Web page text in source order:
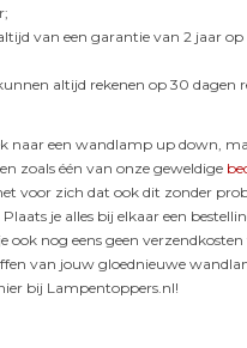
van een garantie van 2 jaar op
altijd rekenen op 30 dagen
naar een wandlamp up down,
zoals één van onze geweldige
voor zich dat ook dit zonder
je alles bij elkaar een
ook nog eens geen
van jouw gloednieuwe
bij Lampentoppers.nl!